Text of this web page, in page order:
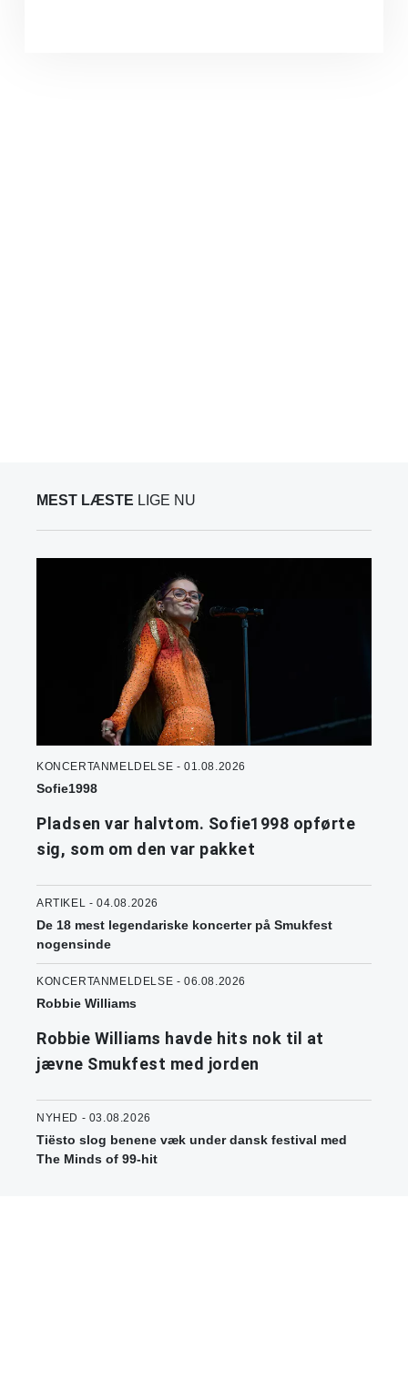
MEST LÆSTE LIGE NU
KONCERTANMELDELSE - 01.08.2026
Sofie1998
Pladsen var halvtom. Sofie1998 opførte
sig, som om den var pakket
ARTIKEL - 04.08.2026
De 18 mest legendariske koncerter på Smukfest
nogensinde
KONCERTANMELDELSE - 06.08.2026
Robbie Williams
Robbie Williams havde hits nok til at
jævne Smukfest med jorden
NYHED - 03.08.2026
Tiësto slog benene væk under dansk festival med
The Minds of 99-hit